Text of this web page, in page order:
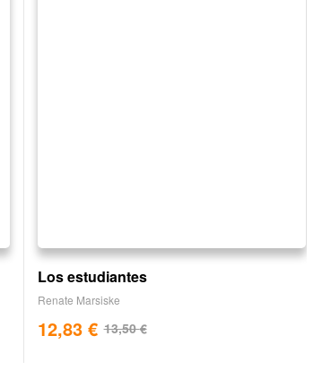
Los estudiantes
Renate Marsiske
13,50€
12,83 €